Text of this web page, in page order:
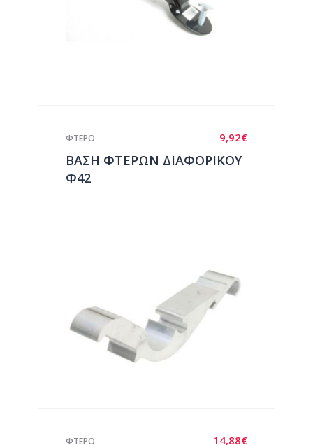
9,92€
ΦΤΕΡΟ
ΒΑΣΗ ΦΤΕΡΩΝ ΔΙΑΦΟΡΙΚΟΥ
Φ42
14,88€
ΦΤΕΡΟ